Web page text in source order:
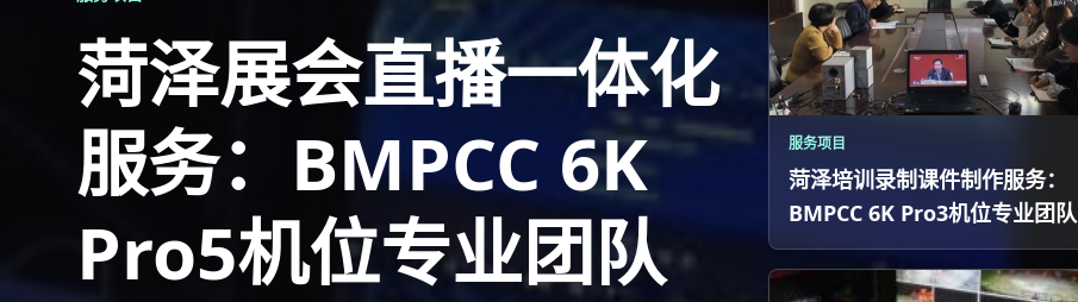
菏泽展会直播一体化
服务：BMPCC 6K
Pro5机位专业团队
服务项目
菏泽培训录制课件制作服务：
BMPCC 6K Pro3机位专业团队